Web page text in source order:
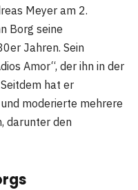
Meyer am 2.
Borg seine
Jahren. Sein
Amor“, der ihn in der
hat er
moderierte mehrere
darunter den